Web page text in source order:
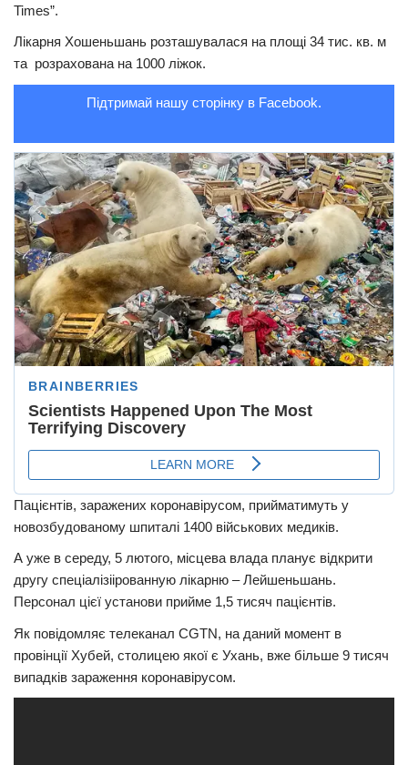
Курйози
Суспільство
Культура
#Війна
Times”.
Лікарня Хошеньшань розташувалася на площі 34 тис. кв. м
та розрахована на 1000 ліжок.
Підтримай нашу сторінку в Facebook.
Пацієнтів, заражених коронавірусом, прийматимуть у
новозбудованому шпиталі 1400 військових медиків.
А уже в середу, 5 лютого, місцева влада планує відкрити
другу спеціалізіірованную лікарню – Лейшеньшань.
Персонал цієї установи прийме 1,5 тисяч пацієнтів.
Як повідомляє телеканал CGTN, на даний момент в
провінції Хубей, столицею якої є Ухань, вже більше 9 тисяч
випадків зараження коронавірусом.